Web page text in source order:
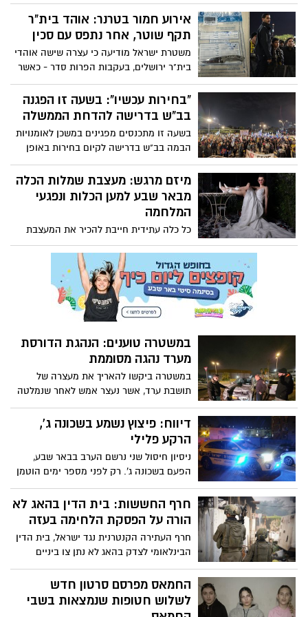
אירוע חמור בטרנר: אוהד בית"ר
תקף שוטר, אחר נתפס עם סכין
משטרת ישראל מודיעה כי עצרה שישה אוהדי
בית"ר ירושלים, בעקבות הפרות סדר - כאשר
אחד מהם נעצר בחשד לתקיפת שוטר. על
אוהד נוסף נתפסה סכין
"בחירות עכשיו": בשעה זו הפגנה
בב"ש בדרישה להדחת הממשלה
בשעה זו מתכנסים מפגינים במשכן לאומנויות
הבמה בב"ש בדרישה לקיום בחירות באופן
מיידי
מיזם מרגש: מעצבת שמלות הכלה
מבאר שבע למען הכלות ונפגעי
המלחמה
כל כלה עתידית חייבת להכיר את המעצבת
אתי ברנר מבאר שבע, שהחליטה לקחת את
כל שמלות הכלה שעיצבה בטעמה האישי
והאחר מהחנות שסגרה לאחרונה בעיר
העתיקה - ועברה לתחום עיצוב אחר -
והכריזה ברוח הלחימה על שבוע מכירות עבור
כלות שרוצות לקנות שמלות בעיצובה
שבסופן תתרום 15 אחוז הנחה מכל ההכנסות
לנפגעי המלחמה. תתחילו לחשוב לבן.
במשטרה טוענים: הנהגת הדורסת
מערד נהגה מסוממת
במשטרה ביקשו להאריך את מעצרה של
תושבת ערד, אשר נעצר אמש לאחר שנמלטה
מזירת התאונה בה נהרגה הולכת רגל בת 23.
בדמה נמצאו שאריות קוקאין
דיווח: פיצוץ נשמע בשכונה ג',
הרקע פלילי
ניסיון חיסול שני נרשם הערב בבאר שבע,
הפעם בשכונה ג'. רק לפני מספר ימים הוטמן
מטען בשכונה ב' ושני תושבי העיר נעצרו
חרף החששות: בית הדין בהאג לא
הורה על הפסקת הלחימה בעזה
חרף העתירה הקנטרנית נגד ישראל, בית הדין
הבינלאומי לצדק בהאג לא נתן צו ביניים
לעצירת המלחמה. עם זאת בית הדין החליט
להחיל תשעה סעדים זמניים בסוגיות
הומניטריות.
החמאס מפרסם סרטון חדש
לשלוש חטופות שנמצאות בשבי